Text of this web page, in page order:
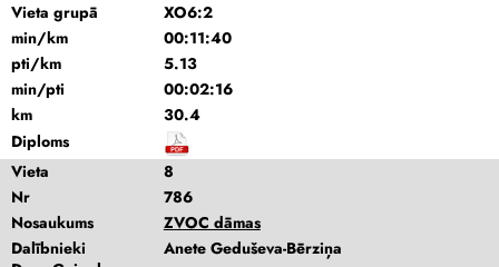
Vieta grupā
XO6:2
min/km
00:11:40
pti/km
5.13
min/pti
00:02:16
km
30.4
Diploms
Vieta
8
Nr
786
Nosaukums
ZVOC dāmas
Dalībnieki
Anete Geduševa-Bērziņa